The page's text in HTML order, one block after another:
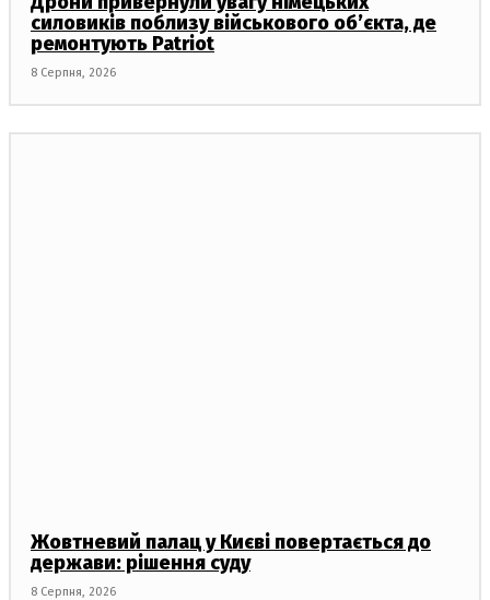
силовиків поблизу військового об’єкта, де
ремонтують Patriot
8 Серпня, 2026
Жовтневий палац у Києві повертається до
держави: рішення суду
8 Серпня, 2026